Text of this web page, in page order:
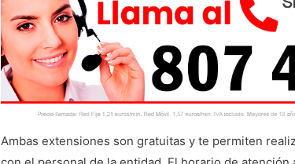
Ambas extensiones son gratuitas y te permiten